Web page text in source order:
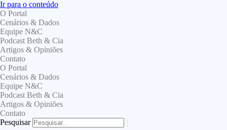
Ir para o conteúdo
O Portal
Cenários & Dados
Equipe N&C
Podcast Beth & Cia
Artigos & Opiniões
Contato
O Portal
Cenários & Dados
Equipe N&C
Podcast Beth & Cia
Artigos & Opiniões
Contato
Pesquisar